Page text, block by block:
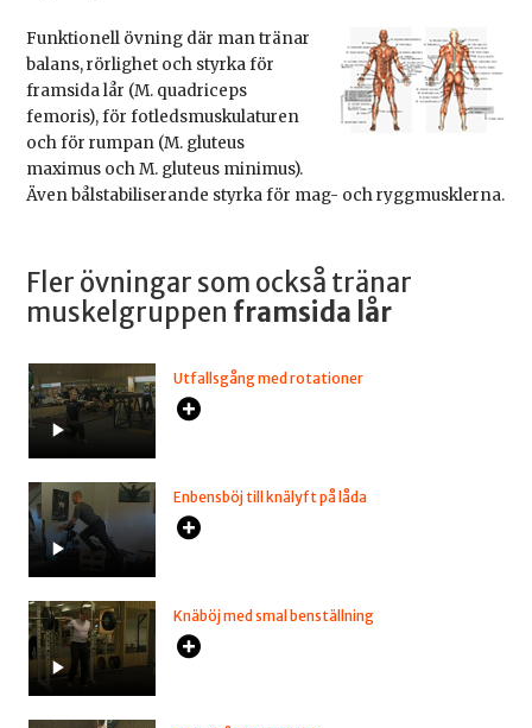
Funktionell övning där man tränar
balans, rörlighet och styrka för
framsida lår (M. quadriceps
femoris), för fotledsmuskulaturen
och för rumpan (M. gluteus
maximus och M. gluteus minimus).
Även bålstabiliserande styrka för mag- och ryggmusklerna.
Fler övningar som också tränar
muskelgruppen framsida lår
Utfallsgång med rotationer
Enbensböj till knälyft på låda
Knäböj med smal benställning